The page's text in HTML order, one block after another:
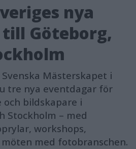
nya
Göteborg,
Mästerskapet i
tre nya eventdagar för
bildskapare i
Stockholm – med
workshops,
möten med fotobranschen.